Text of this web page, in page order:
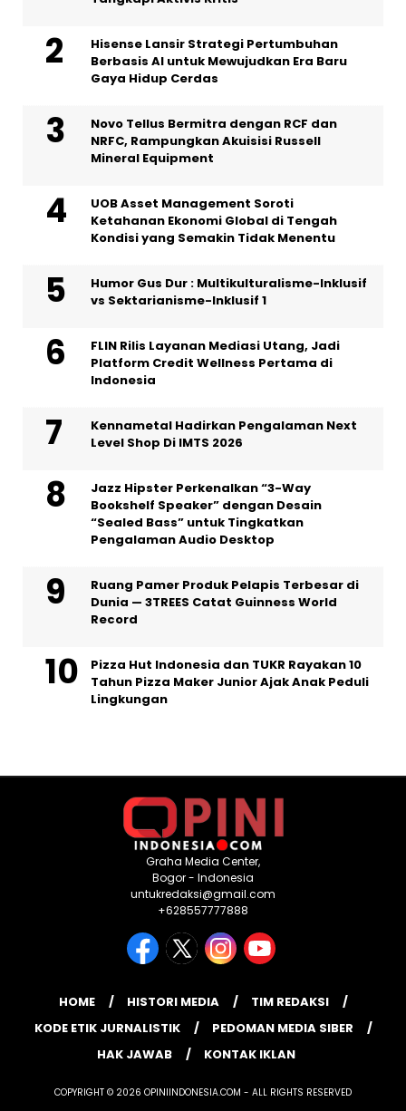
Hisense Lansir Strategi Pertumbuhan
Berbasis AI untuk Mewujudkan Era Baru
Gaya Hidup Cerdas
Novo Tellus Bermitra dengan RCF dan
NRFC, Rampungkan Akuisisi Russell
Mineral Equipment
UOB Asset Management Soroti
Ketahanan Ekonomi Global di Tengah
Kondisi yang Semakin Tidak Menentu
Humor Gus Dur : Multikulturalisme-Inklusif
vs Sektarianisme-Inklusif 1
FLIN Rilis Layanan Mediasi Utang, Jadi
Platform Credit Wellness Pertama di
Indonesia
Kennametal Hadirkan Pengalaman Next
Level Shop Di IMTS 2026
Jazz Hipster Perkenalkan “3-Way
Bookshelf Speaker” dengan Desain
“Sealed Bass” untuk Tingkatkan
Pengalaman Audio Desktop
Ruang Pamer Produk Pelapis Terbesar di
Dunia — 3TREES Catat Guinness World
Record
Pizza Hut Indonesia dan TUKR Rayakan 10
Tahun Pizza Maker Junior Ajak Anak Peduli
Lingkungan
Graha Media Center,
Bogor - Indonesia
untukredaksi@gmail.com
+628557777888
HOME HISTORI MEDIA
TIM REDAKSI
KODE ETIK JURNALISTIK
PEDOMAN MEDIA SIBER
HAK JAWAB
KONTAK IKLAN
COPYRIGHT © 2026 OPINIINDONESIA.COM - ALL RIGHTS RESERVED